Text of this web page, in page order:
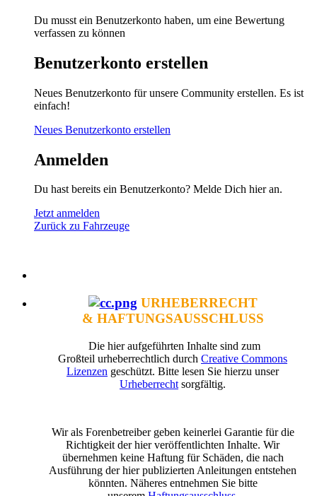
Du musst ein Benutzerkonto haben, um eine Bewertung
verfassen zu können
Benutzerkonto erstellen
Neues Benutzerkonto für unsere Community erstellen. Es ist
einfach!
Neues Benutzerkonto erstellen
Anmelden
Du hast bereits ein Benutzerkonto? Melde Dich hier an.
Jetzt anmelden
Zurück zu Fahrzeuge
URHEBERRECHT
& HAFTUNGSAUSSCHLUSS
Die hier aufgeführten Inhalte sind zum
Großteil urheberrechtlich durch Creative Commons
Lizenzen geschützt. Bitte lesen Sie hierzu unser
Urheberrecht sorgfältig.
Wir als Forenbetreiber geben keinerlei Garantie für die
Richtigkeit der hier veröffentlichten Inhalte. Wir
übernehmen keine Haftung für Schäden, die nach
Ausführung der hier publizierten Anleitungen entstehen
könnten. Näheres entnehmen Sie bitte